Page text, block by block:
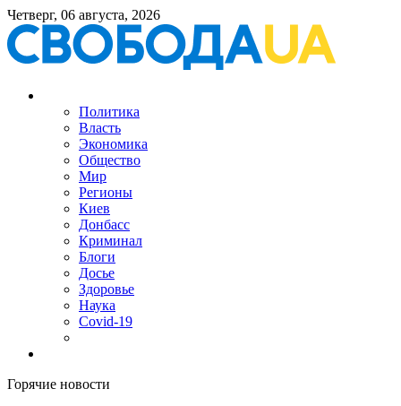
Четверг, 06 августа, 2026
Политика
Власть
Экономика
Общество
Мир
Регионы
Киев
Донбасс
Криминал
Блоги
Досье
Здоровье
Наука
Covid-19
Горячие новости